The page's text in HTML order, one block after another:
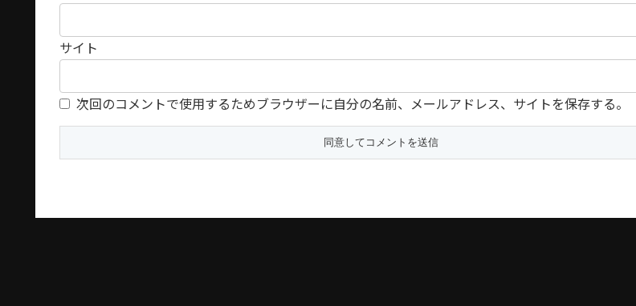
サイト
次回のコメントで使用するためブラウザーに自分の名前、メールアドレス、サイトを保存する。